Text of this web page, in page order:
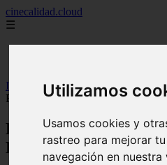
Utilizamos
Usamos cookies y
rastreo para mejorar
navegación en nuestra
cinecalidad.cloud
☰
Inicio
Inicio finalexplicadolat >Los
Explicado
Los renglones
Explicado